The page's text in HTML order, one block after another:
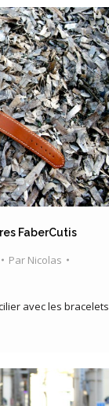
FaberCutis
Par Nicolas
avec les bracelets